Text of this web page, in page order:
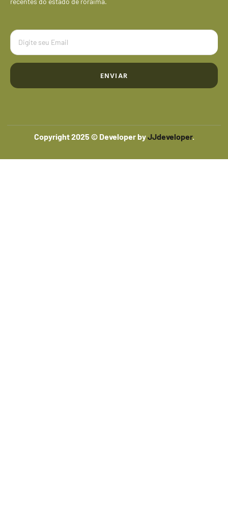
ENVIAR
Copyright 2025 © Developer byJJdeveloper.